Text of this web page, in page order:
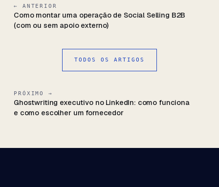
← ANTERIOR
Como montar uma operação de Social Selling B2B
(com ou sem apoio externo)
TODOS OS ARTIGOS
PRÓXIMO →
Ghostwriting executivo no LinkedIn: como funciona
e como escolher um fornecedor